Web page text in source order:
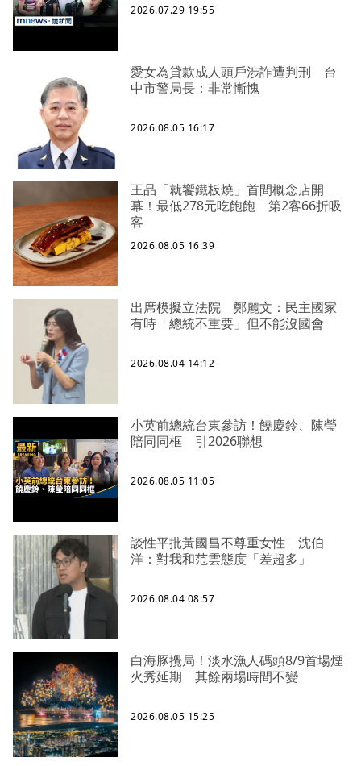
2026.07.29 19:55
愛女為貸款成人頭戶涉詐遭判刑 台
中市警局長：非常慚愧
2026.08.05 16:17
王品「就饗鐵板燒」首間概念店開
幕！最低278元吃飽飽 第2客66折吸
客
2026.08.05 16:39
出席模擬立法院 鄭麗文：民主國家
有時「總統不重要」但不能沒國會
2026.08.04 14:12
小英前總統台東參訪！饒慶鈴、陳瑩
陪同同框 引2026聯想
2026.08.05 11:05
談性平批黃國昌不尊重女性 沈伯
洋：對我和范雲態度「差超多」
2026.08.04 08:57
白海豚攪局！淡水漁人碼頭8/9首場煙
火秀延期 其餘兩場時間不變
2026.08.05 15:25